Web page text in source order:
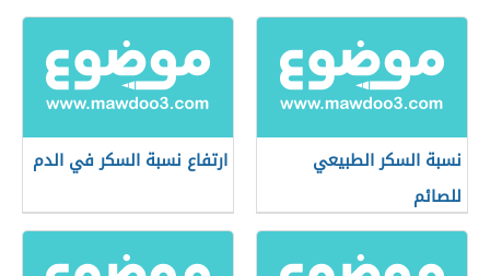
نسبة السكر الطبيعي
للصائم
ارتفاع نسبة السكر في الدم